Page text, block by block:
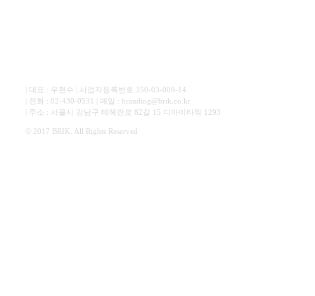
| 대표 : 우현수 | 사업자등록번호 350-03-008-14
| 전화 : 02-430-0531 | 메일 : branding@brik.co.kr
| 주소 : 서울시 강남구 테헤란로 82길 15 디아이타워 1293
© 2017 BRIK. All Rights Reserved